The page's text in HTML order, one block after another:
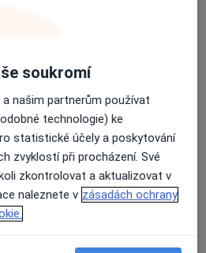
mapu
se otevře v nové záložce
kalendář není aktivní
udělat?
návštěvy)
soukromí
našim partnerům používat
technologie) ke
statistické účely a poskytování
zvyklostí při procházení. Své
zkontrolovat a aktualizovat v
naleznete v zásadách ochrany